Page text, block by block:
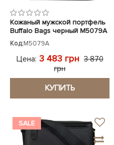
Кожаный мужской портфель
Buffalo Bags черный M5079A
Код:M5079A
Цена: 3 483 грн 3 870
грн
КУПИТЬ
SALE